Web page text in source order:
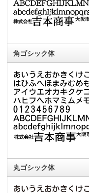
角ゴシック体
丸ゴシック体